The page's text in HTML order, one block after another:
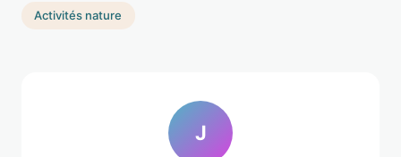
Activités nature
J